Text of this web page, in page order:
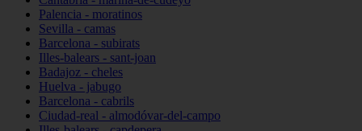
Palencia - moratinos
Sevilla - camas
Barcelona - subirats
Illes-balears - sant-joan
Badajoz - cheles
Huelva - jabugo
Barcelona - cabrils
Ciudad-real - almodóvar-del-campo